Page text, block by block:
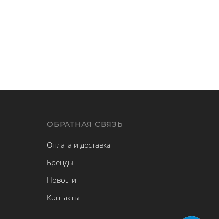
ОБРАТНАЯ СВЯЗЬ
Оплата и доставка
Бренды
Новости
Контакты